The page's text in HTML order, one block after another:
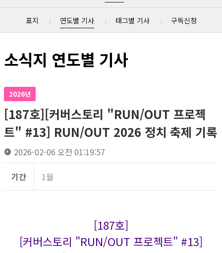
표지 연도별 기사 태그별 기사 구독신청
소식지 연도별 기사
2026년
[187호][커버스토리 "RUN/OUT 프로젝
트" #13] RUN/OUT 2026 정치 축제 기록
2026-02-06 오전 01:19:57
기간 1월
[187호]
[커버스토리 "RUN/OUT 프로젝트" #13]